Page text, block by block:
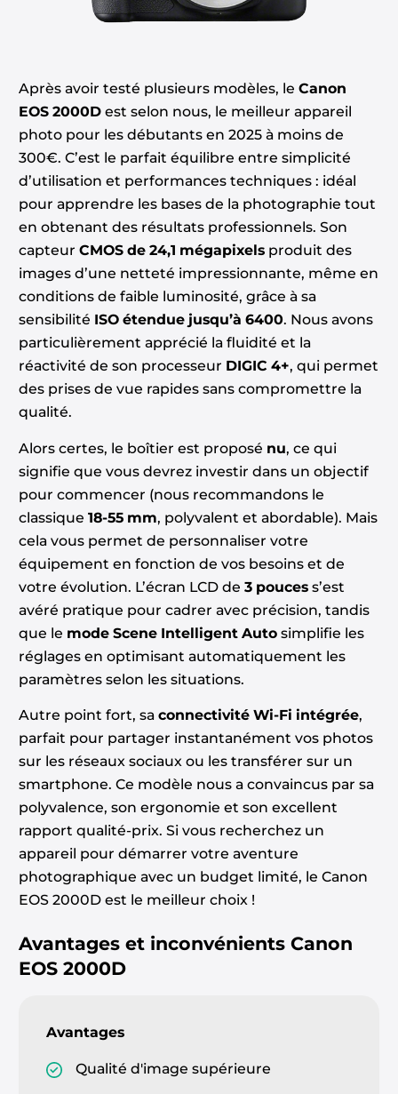
Après avoir testé plusieurs modèles, le Canon
EOS 2000Dest selon nous, le meilleur appareil
photo pour les débutants en 2025 à moins de
300€. C’est le parfait équilibre entre simplicité
d’utilisation et performances techniques : idéal
pour apprendre les bases de la photographie tout
en obtenant des résultats professionnels. Son
capteur CMOS de 24,1 mégapixelsproduit des
images d’une netteté impressionnante, même en
conditions de faible luminosité, grâce à sa
sensibilité ISO étendue jusqu’à 6400. Nous avons
particulièrement apprécié la fluidité et la
réactivité de son processeur DIGIC 4+, qui permet
des prises de vue rapides sans compromettre la
qualité.
Alors certes, le boîtier est proposé nu, ce qui
signifie que vous devrez investir dans un objectif
pour commencer (nous recommandons le
classique 18-55 mm, polyvalent et abordable). Mais
cela vous permet de personnaliser votre
équipement en fonction de vos besoins et de
votre évolution. L’écran LCD de 3 poucess’est
avéré pratique pour cadrer avec précision, tandis
que le mode Scene Intelligent Autosimplifie les
réglages en optimisant automatiquement les
paramètres selon les situations.
Autre point fort, sa connectivité Wi-Fi intégrée,
parfait pour partager instantanément vos photos
sur les réseaux sociaux ou les transférer sur un
smartphone. Ce modèle nous a convaincus par sa
polyvalence, son ergonomie et son excellent
rapport qualité-prix. Si vous recherchez un
appareil pour démarrer votre aventure
photographique avec un budget limité, le Canon
EOS 2000D est le meilleur choix !
Avantages et inconvénients Canon
EOS 2000D
Avantages
Qualité d'image supérieure